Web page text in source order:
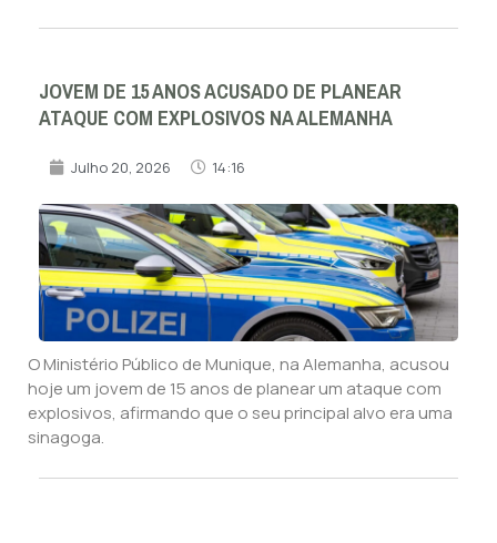
JOVEM DE 15 ANOS ACUSADO DE PLANEAR
ATAQUE COM EXPLOSIVOS NA ALEMANHA
Julho 20, 2026 14:16
O Ministério Público de Munique, na Alemanha, acusou
hoje um jovem de 15 anos de planear um ataque com
explosivos, afirmando que o seu principal alvo era uma
sinagoga.